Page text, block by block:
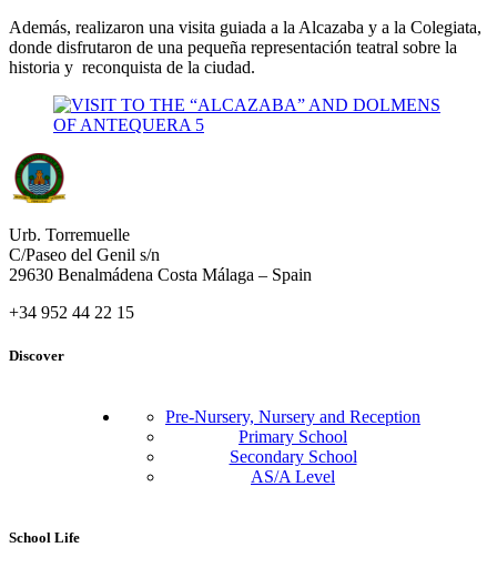
Además, realizaron una visita guiada a la Alcazaba y a la Colegiata,
donde disfrutaron de una pequeña representación teatral sobre la
historia y reconquista de la ciudad.
Urb. Torremuelle
C/Paseo del Genil s/n
29630 Benalmádena Costa Málaga – Spain
+34 952 44 22 15
Discover
Pre-Nursery, Nursery and Reception
Primary School
Secondary School
AS/A Level
School Life